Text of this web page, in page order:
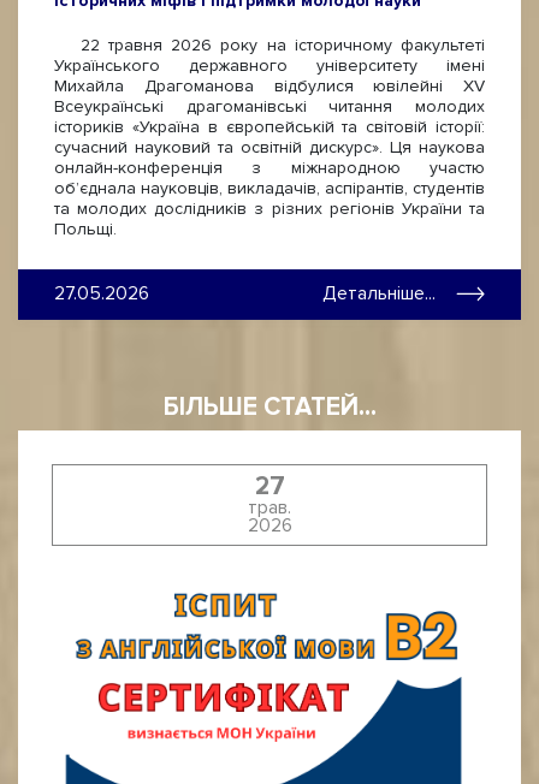
22 травня 2026 року на історичному факультеті
Українського державного університету імені
Михайла Драгоманова відбулися ювілейні ХV
Всеукраїнські драгоманівські читання молодих
істориків «Україна в європейській та світовій історії:
сучасний науковий та освітній дискурс». Ця наукова
онлайн-конференція з міжнародною участю
об’єднала науковців, викладачів, аспірантів, студентів
та молодих дослідників з різних регіонів України та
Польщі.
27.05.2026 Детальніше...
БІЛЬШЕ СТАТЕЙ...
27
трав.
2026